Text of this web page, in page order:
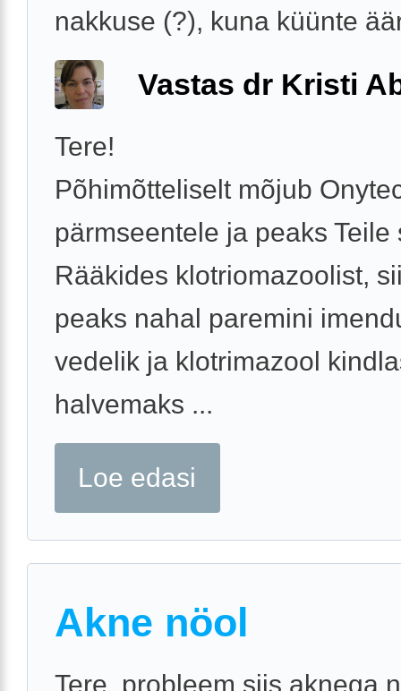
nakkuse (?), kuna küünte
Vastas dr Kristi
Tere!
Põhimõtteliselt mõjub
pärmseentele ja peaks Teile
Rääkides klotriomazoolist,
peaks nahal paremini
vedelik ja klotrimazool
halvemaks ...
Loe edasi
Akne nöol
Tere, probleem siis aknega